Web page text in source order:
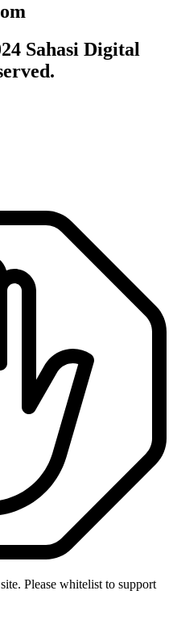
Sahasi Digital
Please whitelist to support